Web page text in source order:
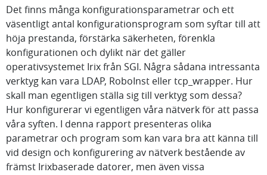
Det finns många konfigurationsparametrar och ett
väsentligt antal konfigurationsprogram som syftar till att
höja prestanda, förstärka säkerheten, förenkla
konfigurationen och dylikt när det gäller
operativsystemet Irix från SGI. Några sådana intressanta
verktyg kan vara LDAP, RoboInst eller tcp_wrapper. Hur
skall man egentligen ställa sig till verktyg som dessa?
Hur konfigurerar vi egentligen våra nätverk för att passa
våra syften. I denna rapport presenteras olika
parametrar och program som kan vara bra att känna till
vid design och konfigurering av nätverk bestående av
främst Irixbaserade datorer, men även vissa